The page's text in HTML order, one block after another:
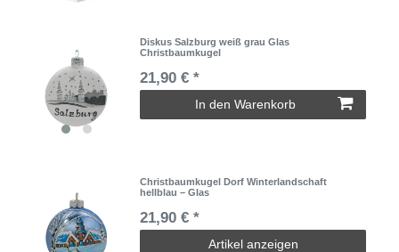
Diskus Salzburg weiß grau Glas
Christbaumkugel
21,90 € *
In den Warenkorb
Christbaumkugel Dorf Winterlandschaft
hellblau – Glas
21,90 € *
Artikel anzeigen